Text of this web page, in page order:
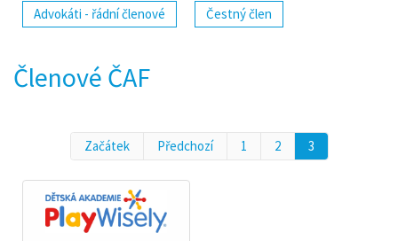
Advokáti - řádní členové Čestný člen
Členové ČAF
Začátek Předchozí 1 2 3